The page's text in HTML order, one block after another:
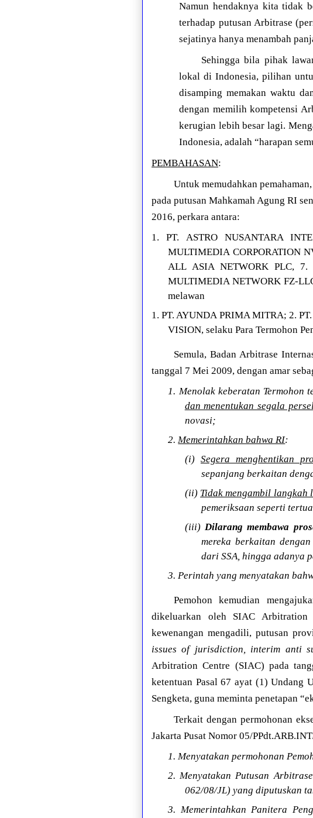
Namun hendaknya kita tidak
terhadap putusan Arbitrase
sejatinya hanya menambah
Sehingga bila pihak
lokal di Indonesia, pilihan
disamping memakan waktu
dengan memilih kompetensi
kerugian lebih besar lagi.
Indonesia, adalah “harapan
PEMBAHASAN:
Untuk memudahkan
pada putusan Mahkamah Agung RI
2016, perkara antara:
1. PT. ASTRO NUSANTARA
MULTIMEDIA CORPORATION
ALL ASIA NETWORK PLC, 7.
MULTIMEDIA NETWORK FZ-
melawan
1. PT. AYUNDA PRIMA MITRA; 2.
VISION, selaku Para Termohon
Semula, Badan Arbitrase
tanggal 7 Mei 2009, dengan amar
1. Menolak keberatan Termohon
dan menentukan segala
novasi;
2.Memerintahkan bahwa RI:
(i) Segera menghentikan
sepanjang berkaitan
(ii) Tidak mengambil
pemeriksaan seperti
(iii)Dilarang membawa
mereka berkaitan
dari SSA, hingga adanya
3. Perintah yang menyatakan
Pemohon kemudian
dikeluarkan oleh SIAC Arbitration
kewenangan mengadili, putusan
issues of jurisdiction, interim anti
Arbitration Centre (SIAC) pada
ketentuan Pasal 67 ayat (1) Undang
Sengketa, guna meminta penetapan
Terkait dengan permohonan
Jakarta Pusat Nomor 05/
1. Menyatakan permohonan
2. Menyatakan Putusan
062/08/JL) yang diputuskan
3. Memerintahkan Panitera